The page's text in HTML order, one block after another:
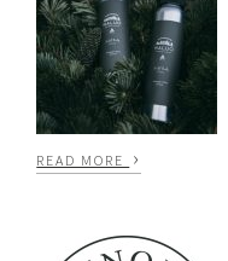
READ MORE ›